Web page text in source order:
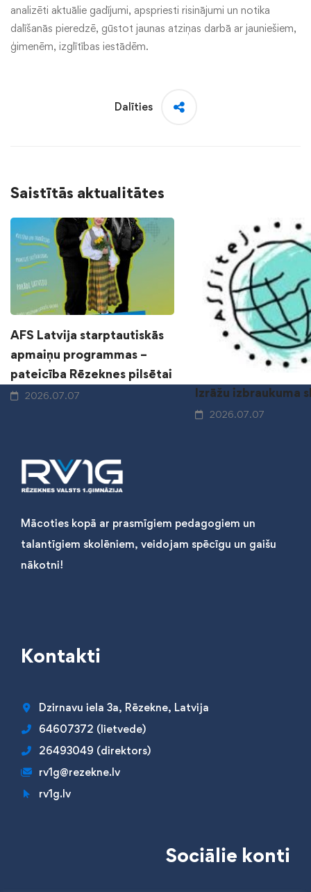
analizēti aktuālie gadījumi, apspriesti risinājumi un notika
dalīšanās pieredzē, gūstot jaunas atziņas darbā ar jauniešiem,
ģimenēm, izglītības iestādēm.
Dalīties
Saistītās aktualitātes
AFS Latvija starptautiskās
apmaiņu programmas –
pateicība Rēzeknes pilsētai
2026.07.07 Izrāžu izbraukuma
2026.07.07
Mācoties kopā ar prasmīgiem pedagogiem un
talantīgiem skolēniem, veidojam spēcīgu un gaišu
nākotni!
Kontakti
Dzirnavu iela 3a, Rēzekne, Latvija
64607372 (lietvede)
26493049 (direktors)
rv1g@rezekne.lv
rv1g.lv
Sociālie konti